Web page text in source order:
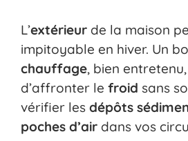
L’extérieur de la maison
impitoyable en hiver. Un
chauffage, bien
d’affronter le froid sans
vérifier les dépôts
poches d’air dans vos